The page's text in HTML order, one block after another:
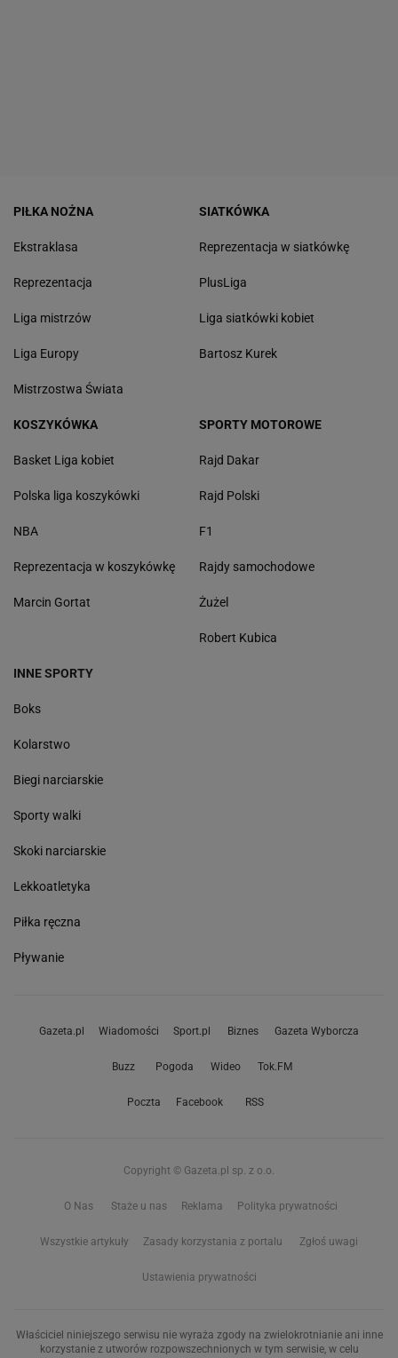
PIŁKA NOŻNA
Ekstraklasa
Reprezentacja
Liga mistrzów
Liga Europy
Mistrzostwa Świata
SIATKÓWKA
Reprezentacja w siatkówkę
PlusLiga
Liga siatkówki kobiet
Bartosz Kurek
KOSZYKÓWKA
Basket Liga kobiet
Polska liga koszykówki
NBA
Reprezentacja w koszykówkę
Marcin Gortat
SPORTY MOTOROWE
Rajd Dakar
Rajd Polski
F1
Rajdy samochodowe
Żużel
Robert Kubica
INNE SPORTY
Boks
Kolarstwo
Biegi narciarskie
Sporty walki
Skoki narciarskie
Lekkoatletyka
Piłka ręczna
Pływanie
Gazeta.pl Wiadomości Sport.pl Biznes Gazeta Wyborcza
Buzz Pogoda Wideo Tok.FM
Poczta Facebook RSS
Copyright © Gazeta.pl sp. z o.o.
O Nas Staże u nas Reklama Polityka prywatności
Wszystkie artykuły Zasady korzystania z portalu Zgłoś uwagi
Ustawienia prywatności
Właściciel niniejszego serwisu nie wyraża zgody na zwielokrotnianie ani inne
korzystanie z utworów rozpowszechnionych w tym serwisie, w celu